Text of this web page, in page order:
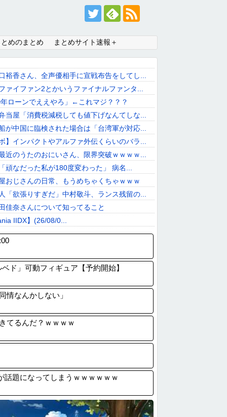
めのまとめ まとめサイト速報＋
口裕香さん、全声優相手に宣戦布告をしてし...
ファイファン2とかいうファイナルファンタ...
ローンでええやろ」←これマジ？？？
弁当屋「消費税減税しても値下げなんてしな...
が中国に臨検された場合は「台湾軍が対応...
ボ】インパクトやアルファ外伝くらいのバラ...
最近のうたのおにいさん、限界突破ｗｗｗｗ...
頑なだった私が180度変わった」 病名...
おじさんの日常、もうめちゃくちゃｗｗｗ
「欲張りすぎだ」中村敬斗、ランス残留の...
佳奈さんについて知ってること
IIDX】(26/08/0...
人が共存する社会」を描いた深夜アニメに...
者ダ・ガーン】THE合体「ランドバイソ...
産が社運をかけて発売するSUVがこちら...
ド」可動フィギュア【予約開始】
情なんかしない」
てるんだ？ｗｗｗｗ
話題になってしまうｗｗｗｗｗｗ